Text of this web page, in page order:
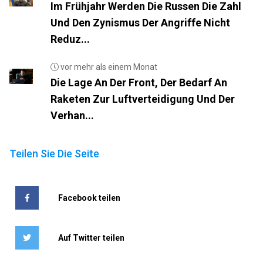
Im Frühjahr Werden Die Russen Die Zahl
Und Den Zynismus Der Angriffe Nicht
Reduz...
vor mehr als einem Monat
Die Lage An Der Front, Der Bedarf An
Raketen Zur Luftverteidigung Und Der
Verhan...
Teilen Sie Die Seite
Facebook teilen
Auf Twitter teilen